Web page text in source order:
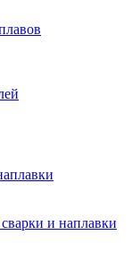
и наплавки